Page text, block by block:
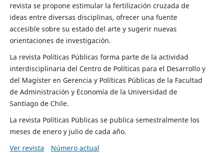
revista se propone estimular la fertilización cruzada de
ideas entre diversas disciplinas, ofrecer una fuente
accesible sobre su estado del arte y sugerir nuevas
orientaciones de investigación.
La revista Políticas Públicas forma parte de la actividad
interdisciplinaria del Centro de Políticas para el Desarrollo y
del Magíster en Gerencia y Políticas Públicas de la Facultad
de Administración y Economía de la Universidad de
Santiago de Chile.
La revista Políticas Públicas se publica semestralmente los
meses de enero y julio de cada año.
Ver revista
Número actual